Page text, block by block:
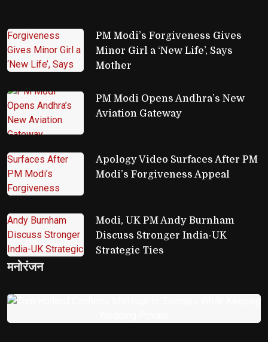
PM Modi’s Forgiveness Gives
Minor Girl a ‘New Life’, Says
Mother
PM Modi Opens Andhra’s New
Aviation Gateway
Apology Video Surfaces After PM
Modi’s Forgiveness Appeal
Modi, UK PM Andy Burnham
Discuss Stronger India-UK
Strategic Ties
मनोरंजन